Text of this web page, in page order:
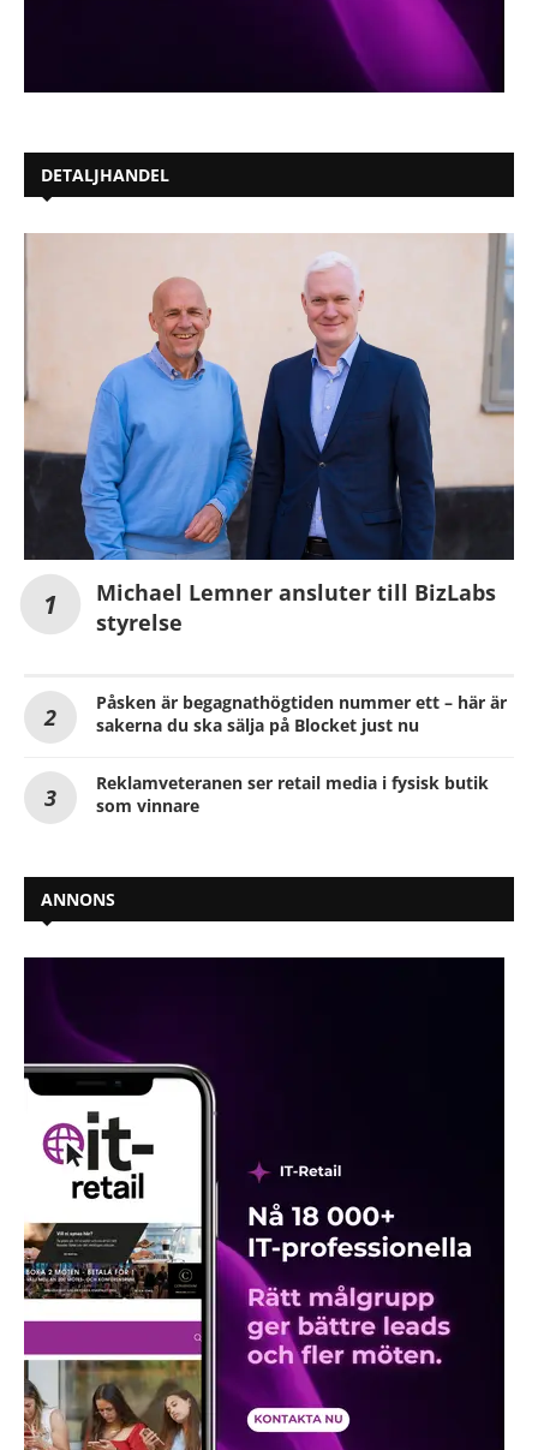
DETALJHANDEL
Michael Lemner ansluter till BizLabs
styrelse
Påsken är begagnathögtiden nummer ett – här är
sakerna du ska sälja på Blocket just nu
Reklamveteranen ser retail media i fysisk butik
som vinnare
ANNONS